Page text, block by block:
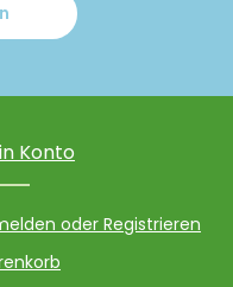
Konto
oder Registrieren